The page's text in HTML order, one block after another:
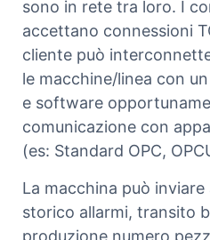
sono in rete tra loro. I
accettano connessioni
cliente può
le macchine/linea con
e software
comunicazione con
(es: Standard OPC,
La macchina può inviare
storico allarmi, transito
produzione numero